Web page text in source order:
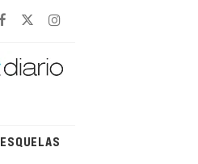
ESQUELAS